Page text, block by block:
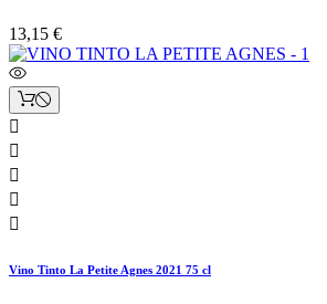
13,15 €





Vino Tinto La Petite Agnes 2021 75 cl